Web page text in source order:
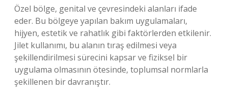
Özel bölge, genital ve çevresindeki alanları ifade
eder. Bu bölgeye yapılan bakım uygulamaları,
hijyen, estetik ve rahatlık gibi faktörlerden etkilenir.
Jilet kullanımı, bu alanın tıraş edilmesi veya
şekillendirilmesi sürecini kapsar ve fiziksel bir
uygulama olmasının ötesinde, toplumsal normlarla
şekillenen bir davranıştır.